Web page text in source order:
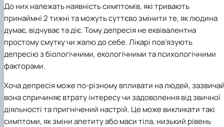
До них належать наявність симптомів, які тривають
принаймні 2 тижні та можуть суттєво змінити те, як людина
думає, відчуває та діє. Тому депресія не еквівалентна
простому смутку чи жалю до себе. Лікарі пов’язують
депресію з біологічними, екологічними та психологічними
факторами.
Хоча депресія може по-різному впливати на людей,
вона спричиняє втрату інтересу чи задоволення від звичної
діяльності та пригнічений настрій. Це може викликати такі
симптоми, як зміни апетиту або маси тіла, низький рівень